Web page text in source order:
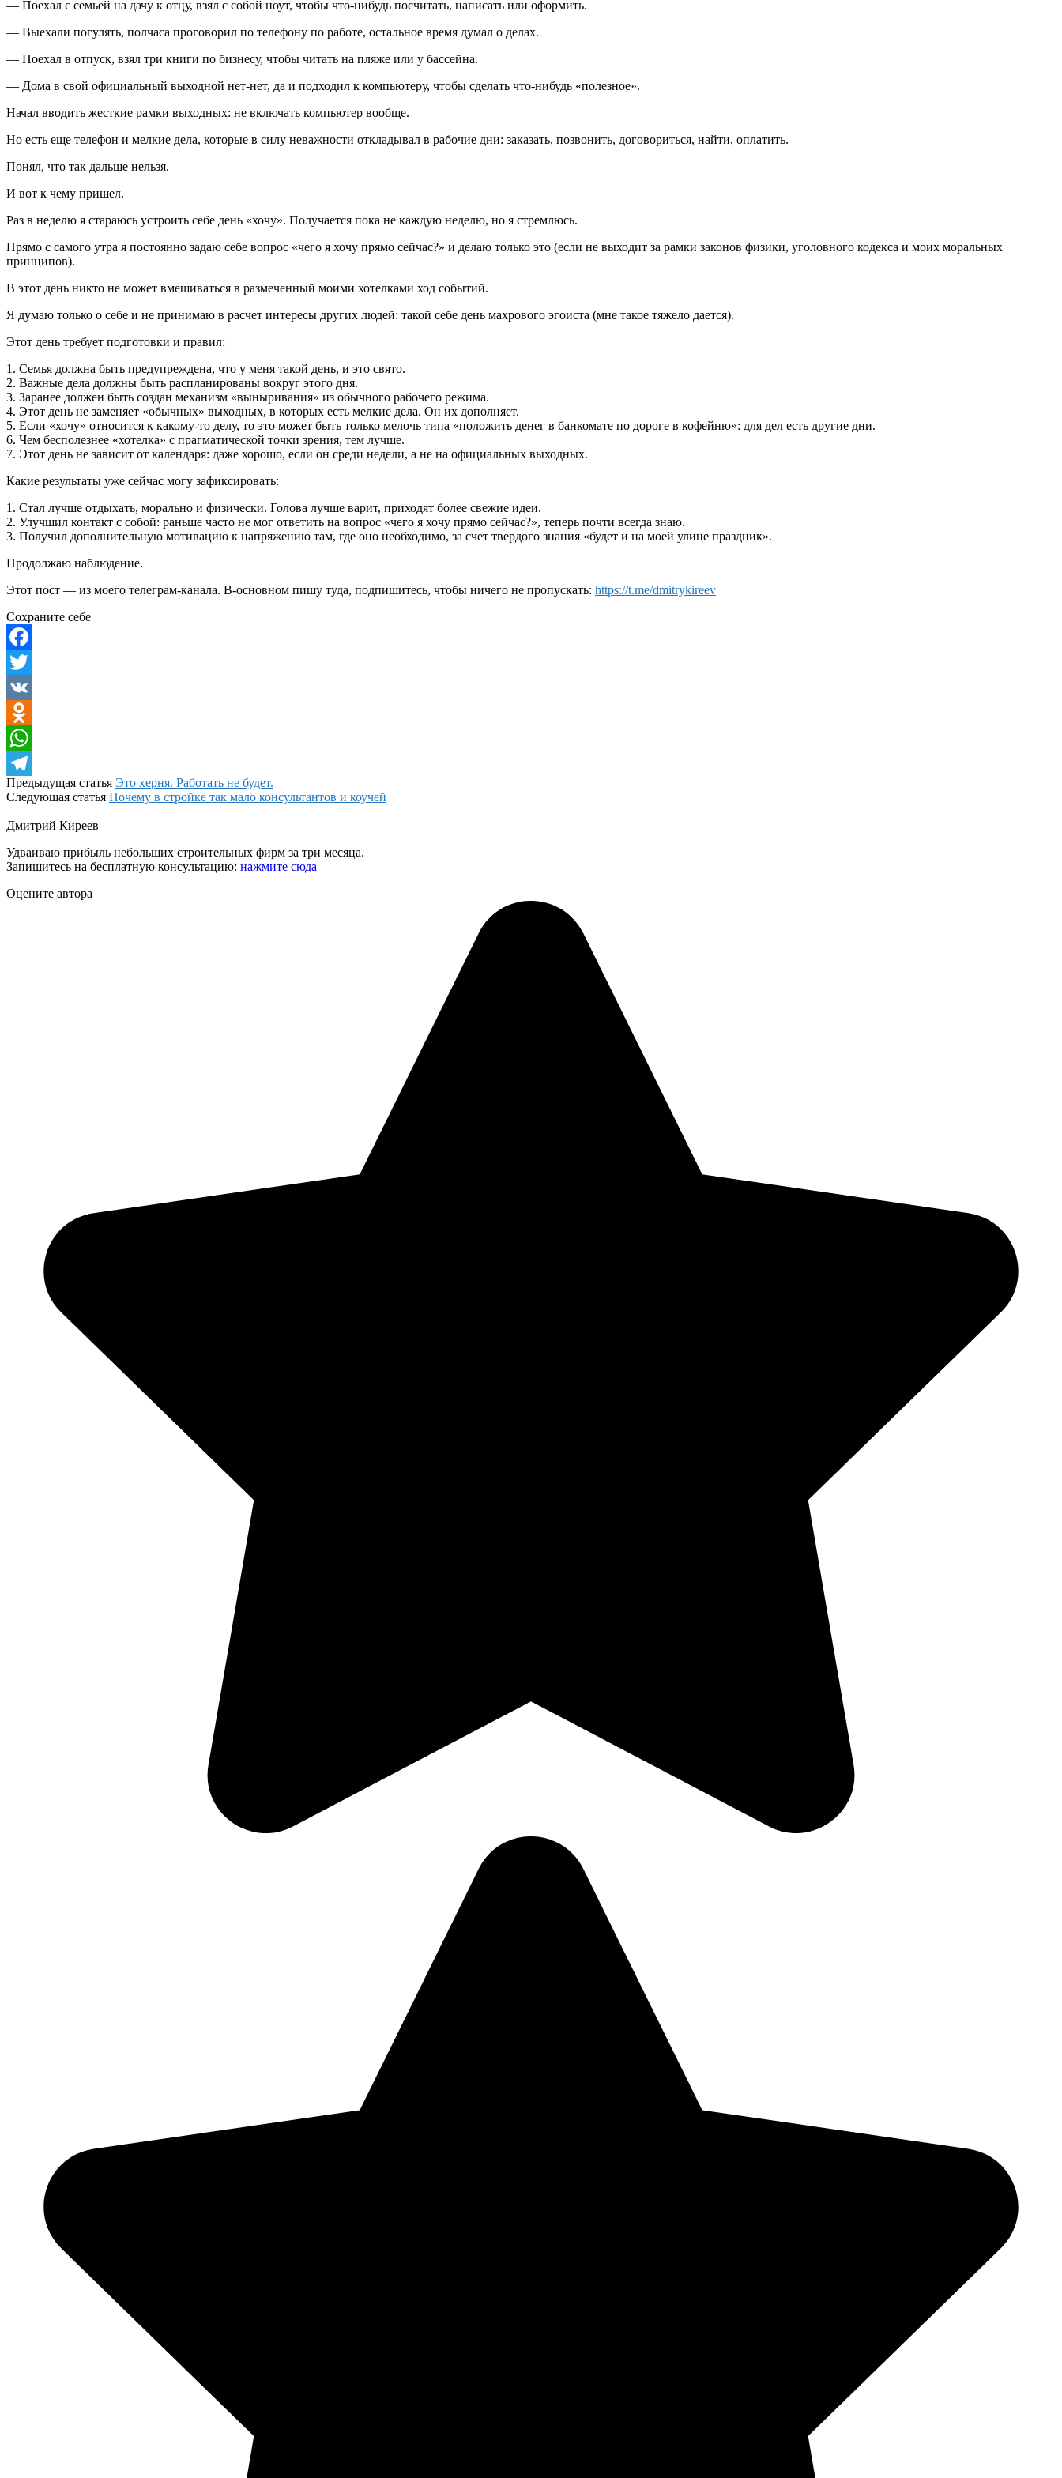
— Поехал с семьей на дачу к отцу, взял с собой ноут, чтобы что-нибудь посчитать, написать или оформить.
— Выехали погулять, полчаса проговорил по телефону по работе, остальное время думал о делах.
— Поехал в отпуск, взял три книги по бизнесу, чтобы читать на пляже или у бассейна.
— Дома в свой официальный выходной нет-нет, да и подходил к компьютеру, чтобы сделать что-нибудь «полезное».
Начал вводить жесткие рамки выходных: не включать компьютер вообще.
Но есть еще телефон и мелкие дела, которые в силу неважности откладывал в рабочие дни: заказать, позвонить, договориться, найти, оплатить.
Понял, что так дальше нельзя.
И вот к чему пришел.
Раз в неделю я стараюсь устроить себе день «хочу». Получается пока не каждую неделю, но я стремлюсь.
Прямо с самого утра я постоянно задаю себе вопрос «чего я хочу прямо сейчас?» и делаю только это (если не выходит за рамки законов физики, уголовного кодекса и моих моральных
принципов).
В этот день никто не может вмешиваться в размеченный моими хотелками ход событий.
Я думаю только о себе и не принимаю в расчет интересы других людей: такой себе день махрового эгоиста (мне такое тяжело дается).
Этот день требует подготовки и правил:
1. Семья должна быть предупреждена, что у меня такой день, и это свято.
2. Важные дела должны быть распланированы вокруг этого дня.
3. Заранее должен быть создан механизм «выныривания» из обычного рабочего режима.
4. Этот день не заменяет «обычных» выходных, в которых есть мелкие дела. Он их дополняет.
5. Если «хочу» относится к какому-то делу, то это может быть только мелочь типа «положить денег в банкомате по дороге в кофейню»: для дел есть другие дни.
6. Чем бесполезнее «хотелка» с прагматической точки зрения, тем лучше.
7. Этот день не зависит от календаря: даже хорошо, если он среди недели, а не на официальных выходных.
Какие результаты уже сейчас могу зафиксировать:
1. Стал лучше отдыхать, морально и физически. Голова лучше варит, приходят более свежие идеи.
2. Улучшил контакт с собой: раньше часто не мог ответить на вопрос «чего я хочу прямо сейчас?», теперь почти всегда знаю.
3. Получил дополнительную мотивацию к напряжению там, где оно необходимо, за счет твердого знания «будет и на моей улице праздник».
Продолжаю наблюдение.
Этот пост — из моего телеграм-канала. В-основном пишу туда, подпишитесь, чтобы ничего не пропускать: https://t.me/dmitrykireev
Сохраните себе
Facebook
Twitter
VK
Odnoklassniki
WhatsApp
Telegram
Предыдущая статья Это херня. Работать не будет.
Следующая статья Почему в стройке так мало консультантов и коучей
Дмитрий Киреев
Удваиваю прибыль небольших строительных фирм за три месяца.
Запишитесь на бесплатную консультацию: нажмите сюда
Оцените автора